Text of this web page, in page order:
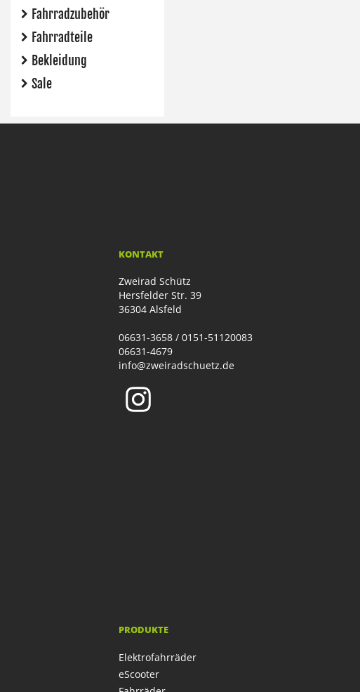
Fahrradzubehör
Fahrradteile
Bekleidung
Sale
KONTAKT
Zweirad Schütz
Hersfelder Str. 39
36304 Alsfeld
06631-3658 / 0151-51120083
06631-4679
info@zweiradschuetz.de
PRODUKTE
Elektrofahrräder
eScooter